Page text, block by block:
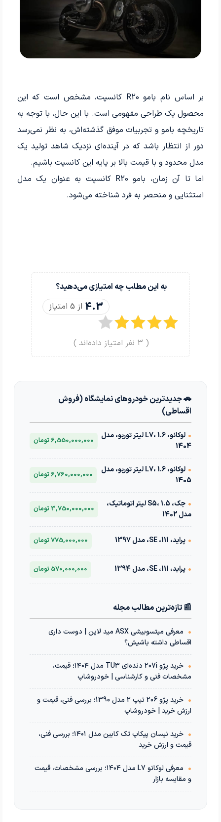
بر اساس نام بامو R20 کانسپت، مشخص است که این
محصول یک طراحی مفهومی است. با این حال، با توجه به
تاریخچه بامو و تجربیات موفق گذشته‌اش، به نظر نمی‌رسد
دور از انتظار باشد که در آینده‌ای نزدیک شاهد تولید یک
مدل محدود و با قیمت بالا بر پایه این کانسپت باشیم.
اما تا آن زمان، بامو R20 کانسپت به عنوان یک مدل
استثنایی و منحصر به فرد شناخته می‌شود.
به این مطلب چه امتیازی می‌دهید؟
4.3 از 5 امتیاز
(
3 نفر امتیاز داده‌اند )
🚗 جدیدترین خودروهای نمایشگاه (فروش
اقساطی)
•
لوکانو، L7، 1.6 لیتر توربو، مدل
1404
6,550,000,000 تومان
•
لوکانو، L7، 1.6 لیتر توربو، مدل
1405
6,760,000,000 تومان
•
جک، S5، 1.5 لیتر اتوماتیک،
مدل 1402
3,750,000,000 تومان
• پراید، 111، SE، مدل 1397 775,000,000 تومان
• پراید، 111، SE، مدل 1394 570,000,000 تومان
📰 تازه‌ترین مطالب مجله
•
معرفی میتسوبیشی ASX مید لاین | دوست داری
اقساطی داشته باشیش؟
•
خرید پژو 207i دنده‌ای TU3 مدل ۱۴۰۴؛ قیمت،
مشخصات فنی و کارشناسی | خودروشاپ
•
خرید پژو 206 تیپ 2 مدل 1390؛ بررسی فنی، قیمت و
ارزش خرید | خودروشاپ
•
خرید نیسان پیکاپ تک کابین مدل ۱۴۰۱؛ بررسی فنی،
قیمت و ارزش خرید
•
معرفی لوکانو L7 مدل ۱۴۰۴؛ بررسی مشخصات، قیمت
و مقایسه بازار